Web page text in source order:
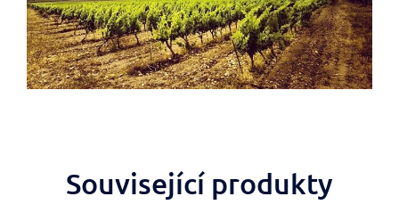
Související produkty